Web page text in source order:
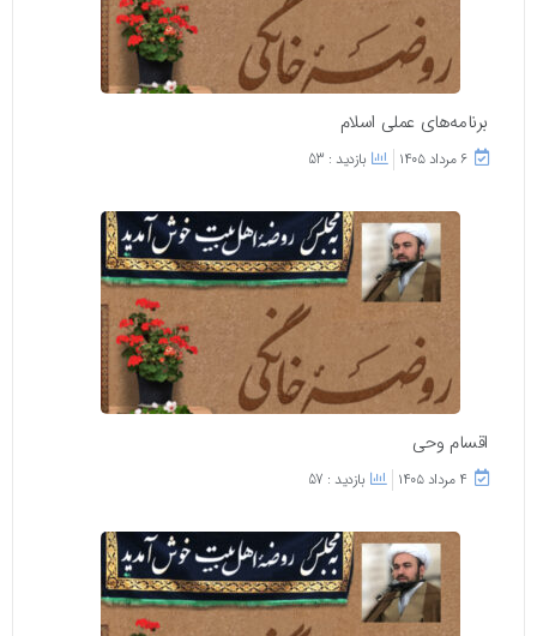
برنامه‌های عملی اسلام
۶ مرداد ۱۴۰۵ بازدید : 53
اقسام وحی
۴ مرداد ۱۴۰۵ بازدید : 57